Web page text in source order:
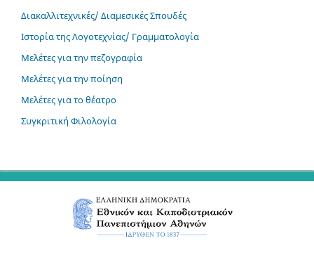
Διακαλλιτεχνικές/ Διαμεσικές Σπουδές
Ιστορία της Λογοτεχνίας/ Γραμματολογία
Μελέτες για την πεζογραφία
Μελέτες για την ποίηση
Μελέτες για το θέατρο
Συγκριτική Φιλολογία